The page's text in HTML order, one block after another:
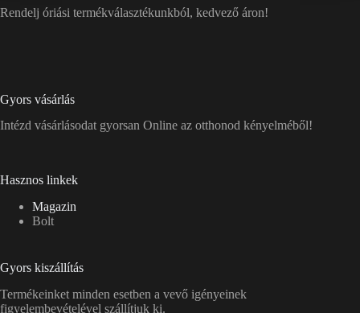
Rendelj óriási termékválasztékunkból, kedvező áron!
Gyors vásárlás
Intézd vásárlásodat gyorsan Online az otthonod kényelméből!
Hasznos linkek
Magazin
Bolt
Gyors kiszállítás
Termékeinket minden esetben a vevő igényeinek
figyelembevételével szállítjuk ki.